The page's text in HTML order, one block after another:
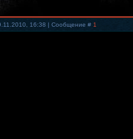
16:38 | Сообщение # 1